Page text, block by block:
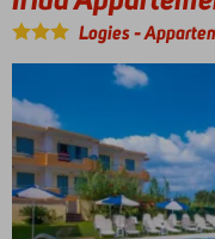
strandLogies-